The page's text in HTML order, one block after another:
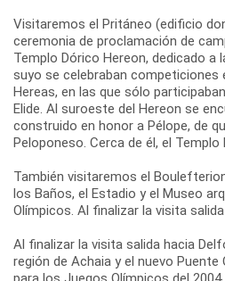
Visitaremos el Pritáneo (edificio
ceremonia de proclamación de
Templo Dórico Hereon, dedicado a
suyo se celebraban competiciones
Hereas, en las que sólo
Elide. Al suroeste del Hereon se
construido en honor a Pélope, de
Peloponeso. Cerca de él, el Templo
También visitaremos el
los Baños, el Estadio y el Museo
Olímpicos. Al finalizar la visita
Al finalizar la visita salida hacia
región de Achaia y el nuevo